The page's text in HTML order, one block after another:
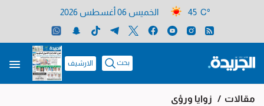
45 C° الخميس 06 أغسطس 2026
بحث الارشيف
مقالات / زوايا ورؤى